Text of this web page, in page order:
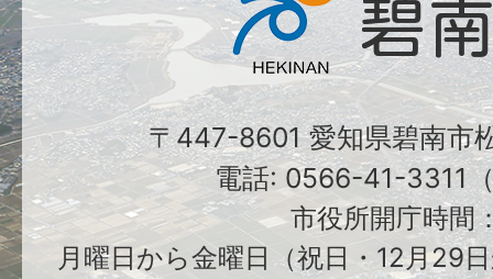
〒447-8601 愛知県碧南市
電話: 0566-41-3311
市役所開庁時間
月曜日から金曜日（祝日・12月29